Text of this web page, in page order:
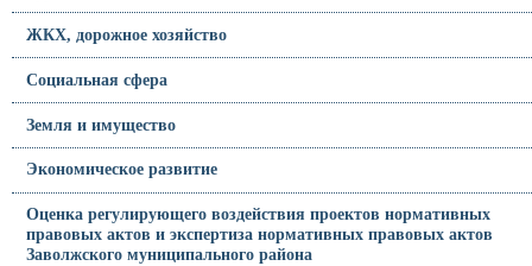
ЖКХ, дорожное хозяйство
Социальная сфера
Земля и имущество
Экономическое развитие
Оценка регулирующего воздействия проектов нормативных
правовых актов и экспертиза нормативных правовых актов
Заволжского муниципального района